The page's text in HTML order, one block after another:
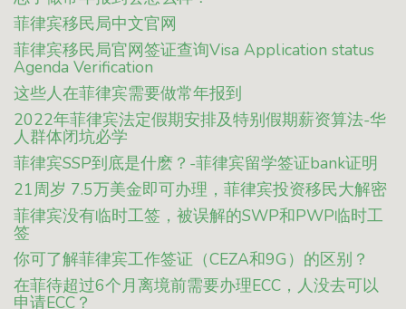
菲律宾移民局中文官网
菲律宾移民局官网签证查询Visa Application status
Agenda Verification
这些人在菲律宾需要做常年报到
2022年菲律宾法定假期安排及特别假期薪资算法-华
人群体闭坑必学
菲律宾SSP到底是什麽？-菲律宾留学签证bank证明
21周岁 7.5万美金即可办理，菲律宾投资移民大解密
菲律宾没有临时工签，被误解的SWP和PWP临时工
签
你可了解菲律宾工作签证（CEZA和9G）的区别？
在菲待超过6个月离境前需要办理ECC，人没去可以
申请ECC？